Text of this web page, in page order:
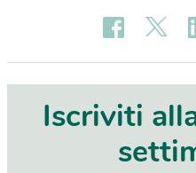
Iscriviti